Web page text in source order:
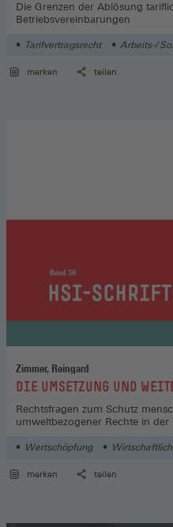
Die Grenzen der Ablösung
Betriebsvereinbarungen
Tarifvertragsrecht Arbeits-/
merken teilen
Zimmer, Reingard
:DIE UMSETZUNG UND
Rechtsfragen zum Schutz
umweltbezogener Rechte in der
Wertschöpfung
merken teilen